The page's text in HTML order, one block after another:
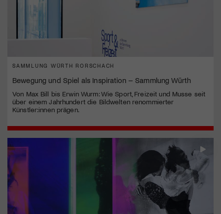
SAMMLUNG WÜRTH RORSCHACH
Bewegung und Spiel als Inspiration – Sammlung Würth
Von Max Bill bis Erwin Wurm: Wie Sport, Freizeit und Musse seit
über einem Jahrhundert die Bildwelten renommierter
Künstler:innen prägen.